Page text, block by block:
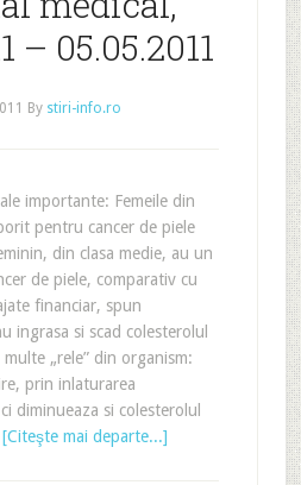
– 05.05.2011
By stiri-info.ro
importante: Femeile din
pentru cancer de piele
din clasa medie, au un
de piele, comparativ cu
financiar, spun
ingrasa si scad colesterolul
„rele” din organism:
prin inlaturarea
diminueaza si colesterolul
[Citeşte mai departe...]